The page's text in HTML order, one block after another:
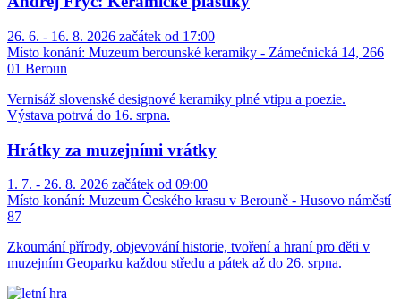
26. 6. - 16. 8. 2026 začátek od 17:00
Místo konání: Muzeum berounské keramiky - Zámečnická 14, 266
01 Beroun
Vernisáž slovenské designové keramiky plné vtipu a poezie.
Výstava potrvá do 16. srpna.
Hrátky za muzejními vrátky
1. 7. - 26. 8. 2026 začátek od 09:00
Místo konání: Muzeum Českého krasu v Berouně - Husovo náměstí
87
Zkoumání přírody, objevování historie, tvoření a hraní pro děti v
muzejním Geoparku každou středu a pátek až do 26. srpna.